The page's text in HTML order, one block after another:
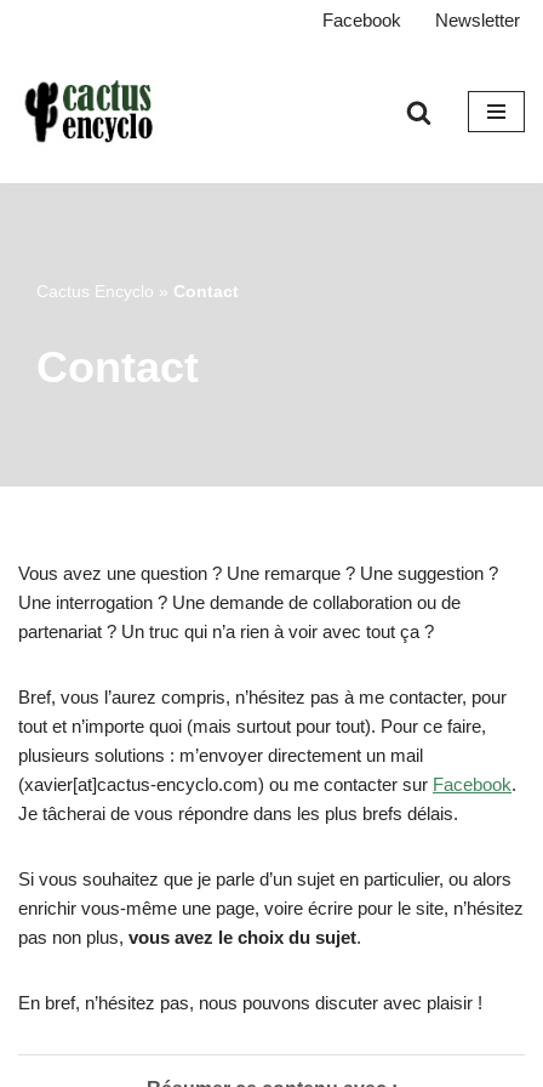
au
contenu
Facebook Newsletter
Cactus Encyclo » Contact
Contact
Vous avez une question ? Une remarque ? Une suggestion ?
Une interrogation ? Une demande de collaboration ou de
partenariat ? Un truc qui n’a rien à voir avec tout ça ?
Bref, vous l’aurez compris, n’hésitez pas à me contacter, pour
tout et n’importe quoi (mais surtout pour tout). Pour ce faire,
plusieurs solutions : m’envoyer directement un mail
(xavier[at]cactus-encyclo.com) ou me contacter sur Facebook.
Je tâcherai de vous répondre dans les plus brefs délais.
Si vous souhaitez que je parle d’un sujet en particulier, ou alors
enrichir vous-même une page, voire écrire pour le site, n’hésitez
pas non plus, vous avez le choix du sujet.
En bref, n’hésitez pas, nous pouvons discuter avec plaisir !